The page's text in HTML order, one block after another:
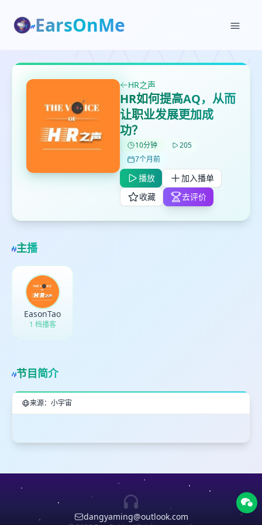
EarsOnMe
HR之声
HR如何提高AQ，从而
让职业发展更加成
功？
10分钟
205
7个月前
播放
加入播单
收藏
去评价
主播
EasonTao
1 档播客
节目简介
来源：小宇宙
鼠标下留人
留
取消 确定
删除确认
取消 确认删除
dangyaming@outlook.com
加入播单
创建